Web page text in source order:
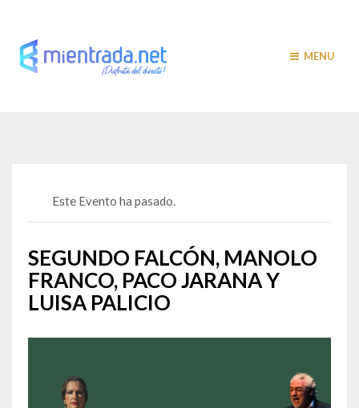
MENU
Este Evento ha pasado.
SEGUNDO FALCÓN, MANOLO
FRANCO, PACO JARANA Y
LUISA PALICIO